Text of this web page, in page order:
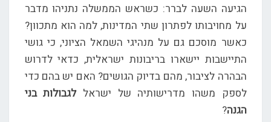
הגיעה השעה לברר: כשראש הממשלה נתניהו מדבר
על מחויבותו לפתרון שתי המדינות, למה הוא מתכוון?
כאשר מוסכם גם על מנהיגי השמאל הציוני, כי גושי
התיישבות יישארו בריבונות ישראלית, כדאי לדרוש
הבהרה לציבור, מהם בדיוק הגושים? האם יש בהם כדי
לספק משהו מדרישותיה של ישראל לגבולות בני
הגנה?